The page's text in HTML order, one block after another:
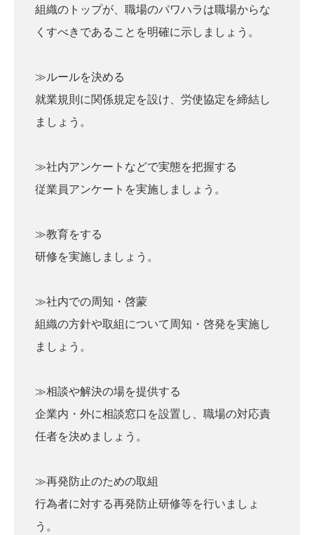
組織のトップが、職場のパワハラは職場からな
くすべきであることを明確に示しましょう。
≫ルールを決める
就業規則に関係規定を設け、労使協定を締結し
ましょう。
≫社内アンケートなどで実態を把握する
従業員アンケートを実施しましょう。
≫教育をする
研修を実施しましょう。
≫社内での周知・啓蒙
組織の方針や取組について周知・啓発を実施し
ましょう。
≫相談や解決の場を提供する
企業内・外に相談窓口を設置し、職場の対応責
任者を決めましょう。
≫再発防止のための取組
行為者に対する再発防止研修等を行いましょ
う。